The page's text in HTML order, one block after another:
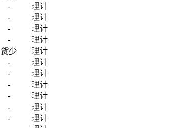
-
理计
-
理计
-
理计
-
理计
货少
理计
-
理计
-
理计
-
理计
-
理计
-
理计
-
理计